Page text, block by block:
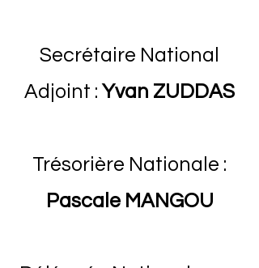
Secrétaire National
Adjoint :Yvan ZUDDAS
Trésorière Nationale :
Pascale MANGOU